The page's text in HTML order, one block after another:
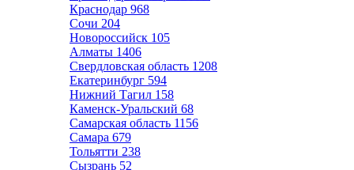
Краснодар 968
Сочи 204
Новороссийск 105
Алматы 1406
Свердловская область 1208
Екатеринбург 594
Нижний Тагил 158
Каменск-Уральский 68
Самарская область 1156
Самара 679
Тольятти 238
Сызрань 52